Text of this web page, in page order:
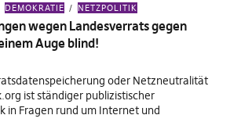
DEMOKRATIE NETZPOLITIK
wegen Landesverrats gegen
Auge blind!
oder Netzneutralität
ist ständiger publizistischer
in Fragen rund um Internet und